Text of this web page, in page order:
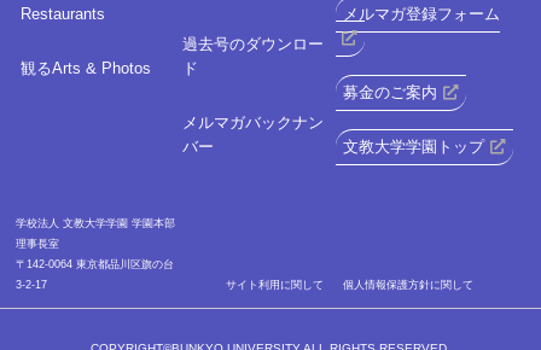
Restaurants
観るArts & Photos
過去号のダウンロー
ド
メルマガバックナン
バー
メルマガ登録フォーム
募金のご案内
文教大学学園トップ
学校法人 文教大学学園 学園本部
理事長室
〒142-0064 東京都品川区旗の台
3-2-17
サイト利⽤に関して 個人情報保護方針に関して